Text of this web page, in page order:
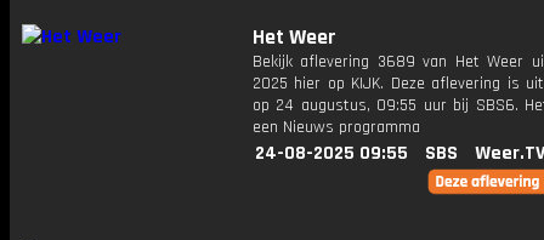
Het Weer
Bekijk aflevering 3689 van Het Weer
2025 hier op KIJK. Deze aflevering is
op 24 augustus, 09:55 uur bij SBS6.
een Nieuws programma
24-08-2025 09:55 SBS Weer.TV